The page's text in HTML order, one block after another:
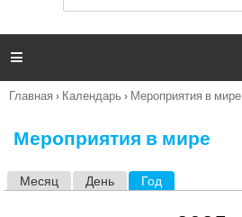
п
и

Вы
Главная › Календарь › Мероприятия в мире
Мероприятия в мире
Месяц День Год